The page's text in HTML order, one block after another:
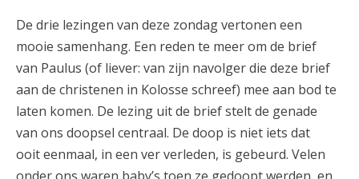
De drie lezingen van deze zondag vertonen een
mooie samenhang. Een reden te meer om de brief
van Paulus (of liever: van zijn navolger die deze brief
aan de christenen in Kolosse schreef) mee aan bod te
laten komen. De lezing uit de brief stelt de genade
van ons doopsel centraal. De doop is niet iets dat
ooit eenmaal, in een ver verleden, is gebeurd. Velen